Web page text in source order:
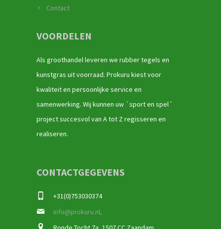
Contact
VOORDELEN
Als groothandel leveren we rubber tegels en
kunstgras uit voorraad. Prokuru kiest voor
kwaliteit en persoonlijke service en
samenwerking. Wij kunnen uw ´sport en spel´
project succesvol van A tot Z regisseren en
realiseren.
CONTACTGEGEVENS
+31(0)753030374
info@prokuru.nl,